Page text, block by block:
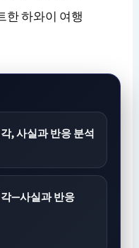
한 하와이 여행
, 사실과 반응 분석
—사실과 반응